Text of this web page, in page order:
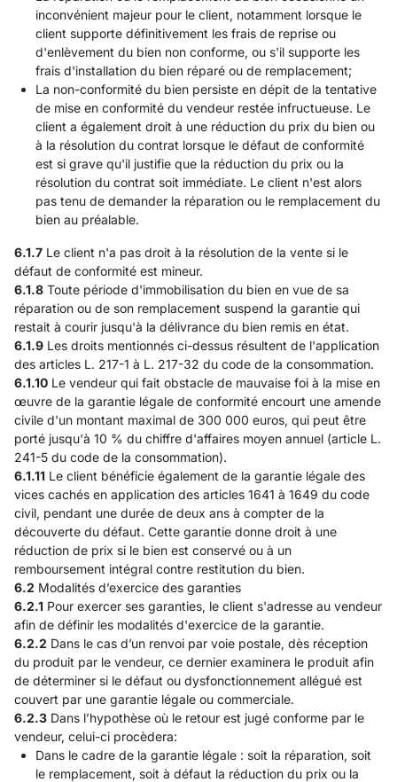
inconvénient majeur pour le client, notamment lorsque le
client supporte définitivement les frais de reprise ou
d'enlèvement du bien non conforme, ou s'il supporte les
frais d'installation du bien réparé ou de remplacement;
La non-conformité du bien persiste en dépit de la tentative
de mise en conformité du vendeur restée infructueuse. Le
client a également droit à une réduction du prix du bien ou
à la résolution du contrat lorsque le défaut de conformité
est si grave qu'il justifie que la réduction du prix ou la
résolution du contrat soit immédiate. Le client n'est alors
pas tenu de demander la réparation ou le remplacement du
bien au préalable.
6.1.7 Le client n'a pas droit à la résolution de la vente si le
défaut de conformité est mineur.
6.1.8 Toute période d'immobilisation du bien en vue de sa
réparation ou de son remplacement suspend la garantie qui
restait à courir jusqu'à la délivrance du bien remis en état.
6.1.9 Les droits mentionnés ci-dessus résultent de l'application
des articles L. 217-1 à L. 217-32 du code de la consommation.
6.1.10 Le vendeur qui fait obstacle de mauvaise foi à la mise en
œuvre de la garantie légale de conformité encourt une amende
civile d'un montant maximal de 300 000 euros, qui peut être
porté jusqu'à 10 % du chiffre d'affaires moyen annuel (article L.
241-5 du code de la consommation).
6.1.11 Le client bénéficie également de la garantie légale des
vices cachés en application des articles 1641 à 1649 du code
civil, pendant une durée de deux ans à compter de la
découverte du défaut. Cette garantie donne droit à une
réduction de prix si le bien est conservé ou à un
remboursement intégral contre restitution du bien.
6.2 Modalités d’exercice des garanties
6.2.1 Pour exercer ses garanties, le client s'adresse au vendeur
afin de définir les modalités d'exercice de la garantie.
6.2.2 Dans le cas d’un renvoi par voie postale, dès réception
du produit par le vendeur, ce dernier examinera le produit afin
de déterminer si le défaut ou dysfonctionnement allégué est
couvert par une garantie légale ou commerciale.
6.2.3 Dans l’hypothèse où le retour est jugé conforme par le
vendeur, celui-ci procèdera:
Dans le cadre de la garantie légale : soit la réparation, soit
le remplacement, soit à défaut la réduction du prix ou la